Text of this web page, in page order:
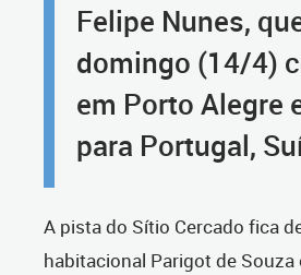
Felipe Nunes,
domingo (14/4)
em Porto Alegre
para Portugal,
A pista do Sítio Cercado fica
habitacional Parigot de